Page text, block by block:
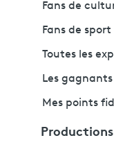
Fans de
Fans de sport
Toutes les
Les gagnants
Mes points